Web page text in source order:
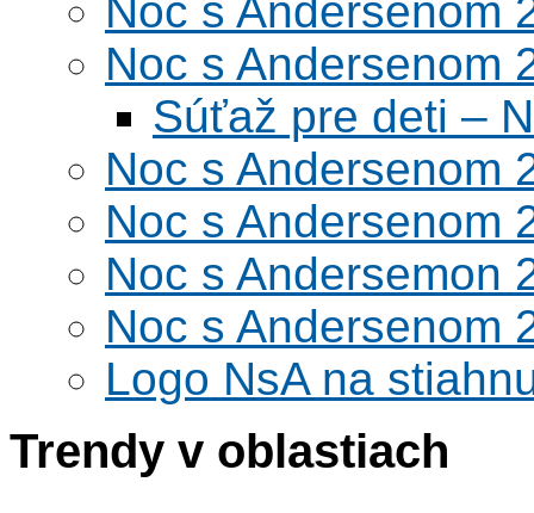
Noc s Andersenom
Noc s Andersenom
Súťaž pre deti –
Noc s Andersenom
Noc s Andersenom
Noc s Andersemon
Noc s Andersenom
Logo NsA na
Trendy v oblastiach